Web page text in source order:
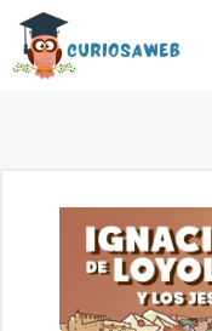
Saltar
contenido